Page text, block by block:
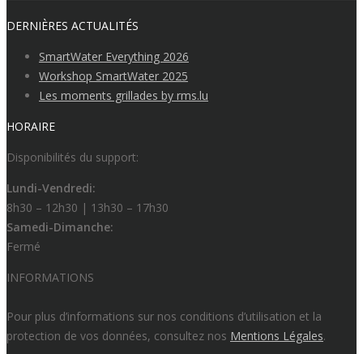
DERNIÈRES ACTUALITÉS
SmartWater Everything 2026
Workshop SmartWater 2025
Les moments grillades by rms.lu
HORAIRE
Disponibilités du support:
Lundi-Vendredi:
8h30 – 12h30 | 13h30 – 17h30
Samedi-Dimanche:
Fermé
INFORMATIONS
Pour plus d’informations sur nos conditions d’utilisation et la
protection de vos données, consultez nos Mentions Légales.